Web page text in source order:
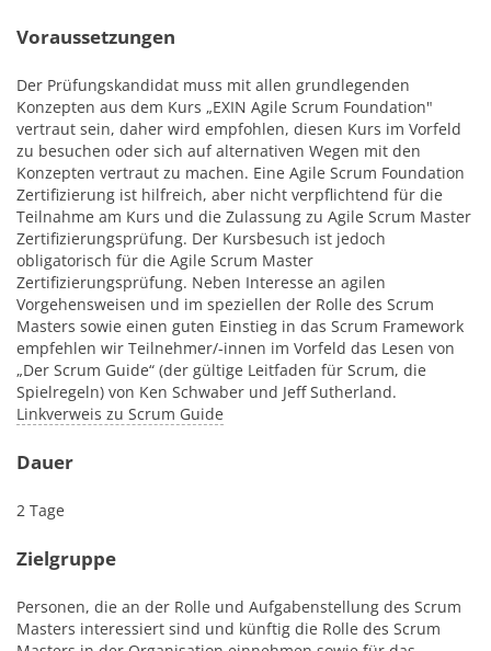
Voraussetzungen
Der Prüfungskandidat muss mit allen grundlegenden
Konzepten aus dem Kurs „EXIN Agile Scrum Foundation"
vertraut sein, daher wird empfohlen, diesen Kurs im Vorfeld
zu besuchen oder sich auf alternativen Wegen mit den
Konzepten vertraut zu machen. Eine Agile Scrum Foundation
Zertifizierung ist hilfreich, aber nicht verpflichtend für die
Teilnahme am Kurs und die Zulassung zu Agile Scrum Master
Zertifizierungsprüfung. Der Kursbesuch ist jedoch
obligatorisch für die Agile Scrum Master
Zertifizierungsprüfung. Neben Interesse an agilen
Vorgehensweisen und im speziellen der Rolle des Scrum
Masters sowie einen guten Einstieg in das Scrum Framework
empfehlen wir Teilnehmer/-innen im Vorfeld das Lesen von
„Der Scrum Guide“ (der gültige Leitfaden für Scrum, die
Spielregeln) von Ken Schwaber und Jeff Sutherland.
Linkverweis zu Scrum Guide
Dauer
2 Tage
Zielgruppe
Personen, die an der Rolle und Aufgabenstellung des Scrum
Masters interessiert sind und künftig die Rolle des Scrum